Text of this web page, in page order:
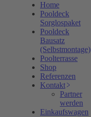
Home
Pooldeck
Sorglospaket
Pooldeck
Bausatz
(Selbstmontage)
Poolterrasse
Shop
Referenzen
Kontakt
Partner
werden
Einkaufswagen